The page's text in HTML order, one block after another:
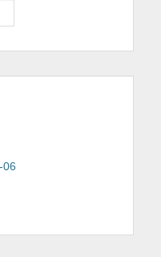
06